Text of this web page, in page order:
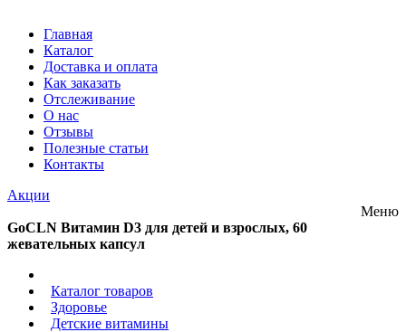
Главная
Каталог
Доставка и оплата
Как заказать
Отслеживание
О нас
Отзывы
Полезные статьи
Контакты
Акции
Меню
GoCLN Витамин D3 для детей и взрослых, 60
жевательных капсул
Каталог товаров
Здоровье
Детские витамины